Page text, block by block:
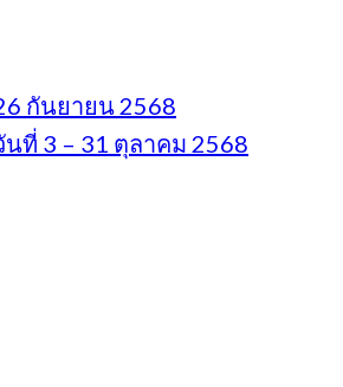
กันยายน 2568
ที่ 3 – 31 ตุลาคม 2568